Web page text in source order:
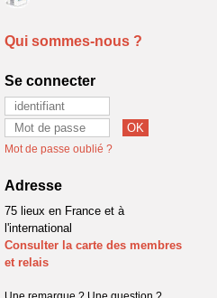
Qui sommes-nous ?
Se connecter
Mot de passe oublié ?
Adresse
75 lieux en France et à
l'international
Consulter la carte des membres
et relais